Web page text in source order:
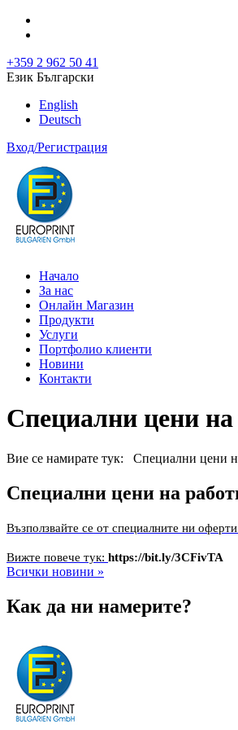
+359 2 962 50 41
Език Български
English
Deutsch
Вход/Регистрация
Начало
За нас
Онлайн Магазин
Продукти
Услуги
Портфолио клиенти
Новини
Контакти
Специални цени
Вие се намирате тук: Специални цени
Специални цени на
Възползвайте се от специалните ни
Вижте повече тук: https://bit.ly/3CFivTA
Всички новини »
Как да ни намерите?